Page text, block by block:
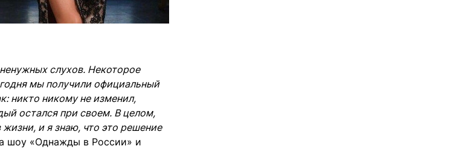
слухов. Некоторое
мы получили официальный
никто никому не изменил,
остался при своем. В целом,
и я знаю, что это решение
шоу «Однажды в России» и